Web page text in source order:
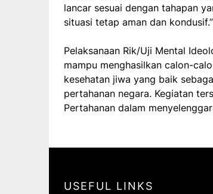
lancar sesuai dengan tahapan
situasi tetap aman dan
Pelaksanaan Rik/Uji Mental
mampu menghasilkan calon-
kesehatan jiwa yang baik
pertahanan negara. Kegiatan
Pertahanan dalam
USEFUL LINKS